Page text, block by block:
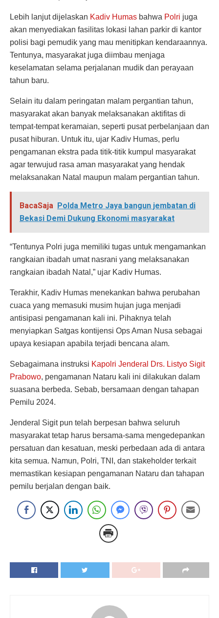
Lebih lanjut dijelaskan Kadiv Humas bahwa Polri juga
akan menyediakan fasilitas lokasi lahan parkir di kantor
polisi bagi pemudik yang mau menitipkan kendaraannya.
Tentunya, masyarakat juga diimbau menjaga
keselamatan selama perjalanan mudik dan perayaan
tahun baru.
Selain itu dalam peringatan malam pergantian tahun,
masyarakat akan banyak melaksanakan aktifitas di
tempat-tempat keramaian, seperti pusat perbelanjaan dan
pusat hiburan. Untuk itu, ujar Kadiv Humas, perlu
pengamanan ekstra pada titik-titik kumpul masyarakat
agar terwujud rasa aman masyarakat yang hendak
melaksanakan Natal maupun malam pergantian tahun.
BacaSaja Polda Metro Jaya bangun jembatan di
Bekasi Demi Dukung Ekonomi masyarakat
“Tentunya Polri juga memiliki tugas untuk mengamankan
rangkaian ibadah umat nasrani yang melaksanakan
rangkaian ibadah Natal,” ujar Kadiv Humas.
Terakhir, Kadiv Humas menekankan bahwa perubahan
cuaca yang memasuki musim hujan juga menjadi
antisipasi pengamanan kali ini. Pihaknya telah
menyiapkan Satgas kontijensi Ops Aman Nusa sebagai
upaya kesiapan apabila terjadi bencana alam.
Sebagaimana instruksi Kapolri Jenderal Drs. Listyo Sigit
Prabowo, pengamanan Nataru kali ini dilakukan dalam
suasana berbeda. Sebab, bersamaan dengan tahapan
Pemilu 2024.
Jenderal Sigit pun telah berpesan bahwa seluruh
masyarakat tetap harus bersama-sama mengedepankan
persatuan dan kesatuan, meski perbedaan ada di antara
kita semua. Namun, Polri, TNI, dan stakeholder terkait
memastikan kesiapan pengamanan Nataru dan tahapan
pemilu berjalan dengan baik.